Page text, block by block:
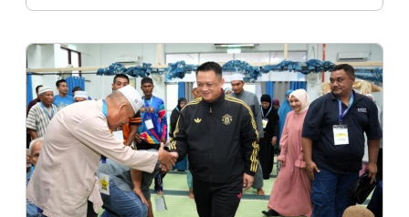
c
o
o
k
n
e
d
I
n
a
s
A
p
p